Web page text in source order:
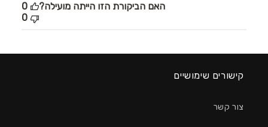
האם הביקורת הזו הייתה מועילה?
0
0
קישורים שימושיים
צור קשר